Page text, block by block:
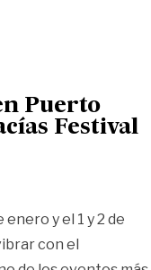
Puerto
Festival
y el 1 y 2 de
con el